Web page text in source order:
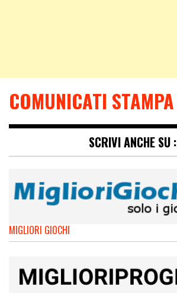
COMUNICATI STAMPA
SCRIVI ANCHE SU :
MIGLIORI GIOCHI